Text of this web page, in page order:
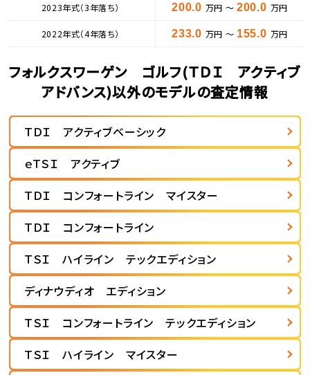
2023年式（3年落ち） 200.0 万円 ～ 200.0 万円
2022年式（4年落ち） 233.0 万円 ～ 155.0 万円
フォルクスワーゲン ゴルフ(ＴＤＩ アクティブ
アドバンス)以外のモデルの査定情報
ＴＤＩ アクティブベーシック
ｅＴＳＩ アクティブ
ＴＤＩ コンフォートライン マイスター
ＴＤＩ コンフォートライン
ＴＳＩ ハイライン テックエディション
ディナウディオ エディション
ＴＳＩ コンフォートライン テックエディション
ＴＳＩ ハイライン マイスター